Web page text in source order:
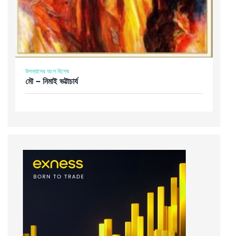
উপন্যাসের অংশ বিশেষ
মৌ – নিমাই ভট্টাচার্য